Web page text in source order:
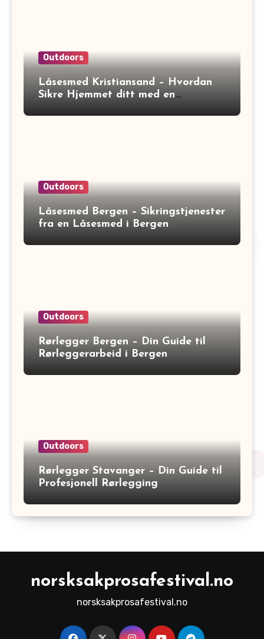
Outdoors
Låsesmed Kristiansand – Hvordan
Sikre Hjemmet ditt med en
Outdoors
Låsesmed Bergen – Sikringstjenester
fra en Låsesmed i Bergen
Outdoors
Rørlegger Bergen – Din Guide til
Rørleggerarbeid i Bergen
Outdoors
Rørlegger Stavanger – Din Guide til
Profesjonell Rørlegging
norsksakprosafestival.no
norsksakprosafestival.no